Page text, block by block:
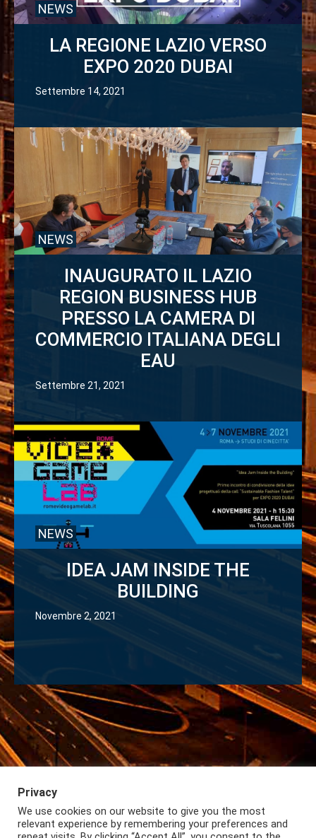
LA REGIONE LAZIO VERSO
EXPO 2020 DUBAI
Settembre 14, 2021
NEWS
INAUGURATO IL LAZIO
REGION BUSINESS HUB
PRESSO LA CAMERA DI
COMMERCIO ITALIANA DEGLI
EAU
Settembre 21, 2021
NEWS
IDEA JAM INSIDE THE
BUILDING
Novembre 2, 2021
NEWS
Iscriviti alla Newsletter Privacy Lazio International
Privacy
We use cookies on our website to give you the most
relevant experience by remembering your preferences and